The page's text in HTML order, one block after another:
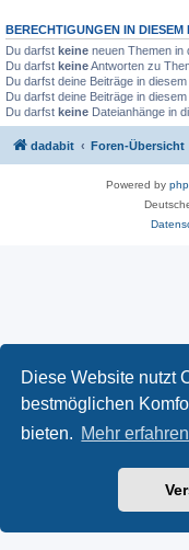
Diese Website nutzt
bestmöglichen
bieten. Mehr erfahren
BERECHTIGUNGEN IN DIESEM
Du darfst keine neuen Themen in
Du darfst keineAntworten zu
Du darfst deine Beiträge in
Du darfst deine Beiträge in
Du darfst keine Dateianhänge in
dadabit Foren-Übersicht
Powered by